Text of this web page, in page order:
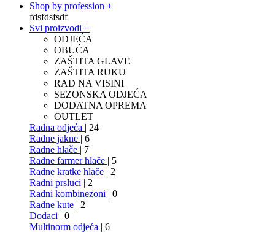
Shop by profession +
fdsfdsfsdf
Svi proizvodi +
ODJEĆA
OBUĆA
ZAŠTITA GLAVE
ZAŠTITA RUKU
RAD NA VISINI
SEZONSKA ODJEĆA
DODATNA OPREMA
OUTLET
Radna odjeća | 24
Radne jakne | 6
Radne hlače | 7
Radne farmer hlače | 5
Radne kratke hlače | 2
Radni prsluci | 2
Radni kombinezoni | 0
Radne kute | 2
Dodaci | 0
Multinorm odjeća | 6